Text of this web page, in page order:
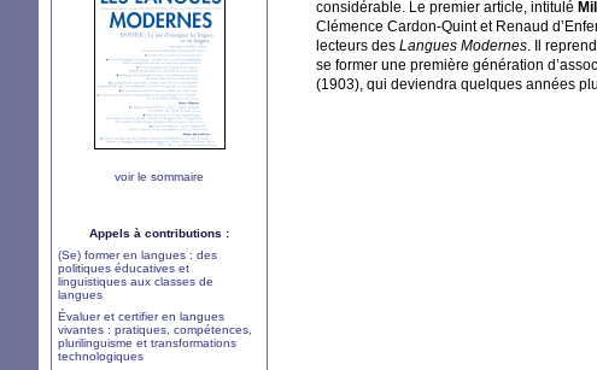
considérable. Le premier article, intitulé
Clémence Cardon-Quint et Renaud
lecteurs des Langues Modernes. Il
se former une première génération
(1903), qui deviendra quelques années
voir le sommaire
Appels à contributions :
(Se) former en langues : des
politiques éducatives et
linguistiques aux classes de
langues
Évaluer et certifier en langues
vivantes : pratiques, compétences,
plurilinguisme et transformations
technologiques